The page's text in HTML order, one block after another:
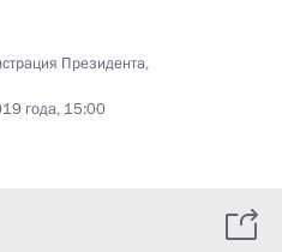
Президента,
года, 15:00